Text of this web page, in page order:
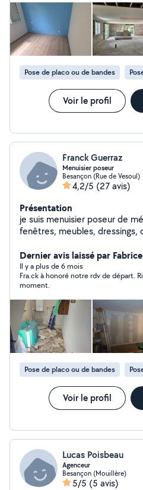
Pose de placo ou de bandes
Voir le profil
Franck Guerraz
Menuisier poseur
Besançon (Rue de Vesoul)
4,2/5 (27 avis)
Présentation
je suis menuisier poseur de
fenêtres, meubles, dressings,
peints, peintures, petites
etc etc)
Dernier avis laissé par
Il y a plus de 6 mois
Fra.ck à honoré notre rdv de départ. Rien n'a été conclu pour le
moment.
Pose de placo ou de bandes
Voir le profil
Lucas Poisbeau
Agenceur
Besançon (Mouillère)
5/5 (5 avis)